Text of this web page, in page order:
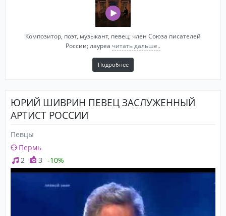
Композитор, поэт, музыкант, певец; член Союза писателей
России; лауреа читать дальше..
Подробнее
ЮРИЙ ШИВРИН ПЕВЕЦ ЗАСЛУЖЕННЫЙ
АРТИСТ РОССИИ
Певцы
Пермь
2
3 -10%